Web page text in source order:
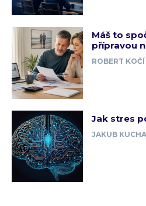
Máš to
přípravou
ROBERT KOČÍ
Jak stres
JAKUB